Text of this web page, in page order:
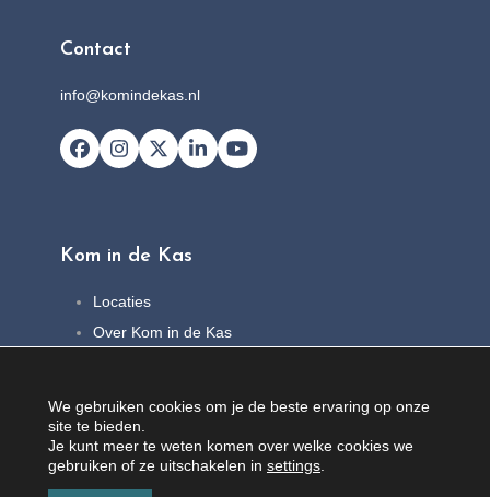
Contact
info@komindekas.nl
Facebook
Instagram
X LinkedInYouTube
Kom in de Kas
Locaties
Over Kom in de Kas
Contact
We gebruiken cookies om je de beste ervaring op onze
site te bieden.
Je kunt meer te weten komen over welke cookies we
gebruiken of ze uitschakelen in settings